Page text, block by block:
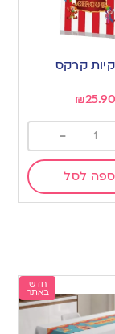
₪25.90
-
לסל
חדש
באתר